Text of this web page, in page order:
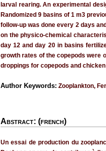
larval rearing. An experimental
Randomized 9 basins of 1 m3
follow-up was done every 2 days
on the physico-chemical
day 12 and day 20 in basins
growth rates of the copepods were
droppings for copepods and
Author Keywords: Zooplankton,
Abstract: (french)
Un essai de production du